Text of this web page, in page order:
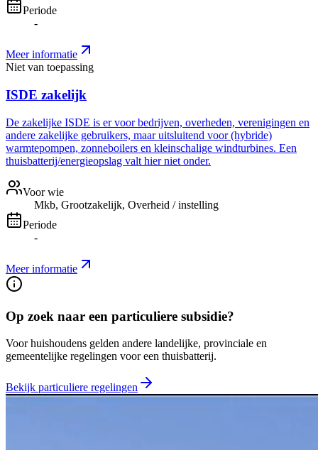
Periode
-
Meer informatie
Niet van toepassing
ISDE zakelijk
De zakelijke ISDE is er voor bedrijven, overheden, verenigingen en
andere zakelijke gebruikers, maar uitsluitend voor (hybride)
warmtepompen, zonneboilers en kleinschalige windturbines. Een
thuisbatterij/energieopslag valt hier niet onder.
Voor wie
Mkb, Grootzakelijk, Overheid / instelling
Periode
-
Meer informatie
Op zoek naar een particuliere subsidie?
Voor huishoudens gelden andere landelijke, provinciale en
gemeentelijke regelingen voor een thuisbatterij.
Bekijk particuliere regelingen